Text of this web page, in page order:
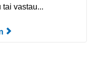
vastau...